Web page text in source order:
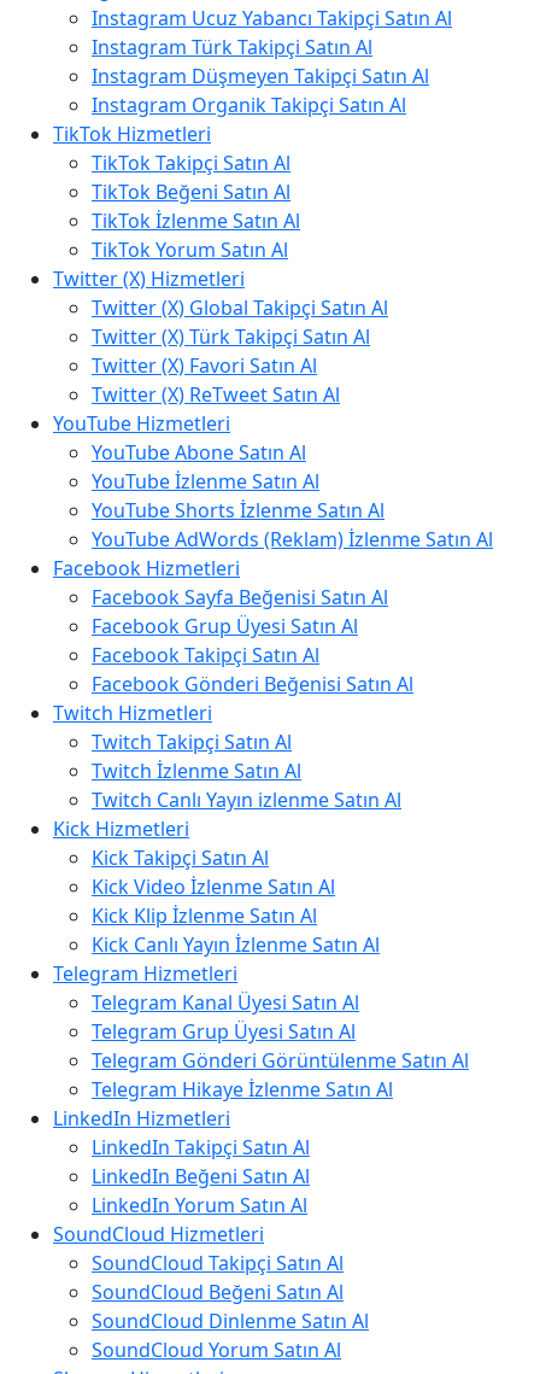
Instagram Ucuz Yabancı Takipçi Satın Al
Instagram Türk Takipçi Satın Al
Instagram Düşmeyen Takipçi Satın Al
Instagram Organik Takipçi Satın Al
TikTok Hizmetleri
TikTok Takipçi Satın Al
TikTok Beğeni Satın Al
TikTok İzlenme Satın Al
TikTok Yorum Satın Al
Twitter (X) Hizmetleri
Twitter (X) Global Takipçi Satın Al
Twitter (X) Türk Takipçi Satın Al
Twitter (X) Favori Satın Al
Twitter (X) ReTweet Satın Al
YouTube Hizmetleri
YouTube Abone Satın Al
YouTube İzlenme Satın Al
YouTube Shorts İzlenme Satın Al
YouTube AdWords (Reklam) İzlenme Satın Al
Facebook Hizmetleri
Facebook Sayfa Beğenisi Satın Al
Facebook Grup Üyesi Satın Al
Facebook Takipçi Satın Al
Facebook Gönderi Beğenisi Satın Al
Twitch Hizmetleri
Twitch Takipçi Satın Al
Twitch İzlenme Satın Al
Twitch Canlı Yayın izlenme Satın Al
Kick Hizmetleri
Kick Takipçi Satın Al
Kick Video İzlenme Satın Al
Kick Klip İzlenme Satın Al
Kick Canlı Yayın İzlenme Satın Al
Telegram Hizmetleri
Telegram Kanal Üyesi Satın Al
Telegram Grup Üyesi Satın Al
Telegram Gönderi Görüntülenme Satın Al
Telegram Hikaye İzlenme Satın Al
LinkedIn Hizmetleri
LinkedIn Takipçi Satın Al
LinkedIn Beğeni Satın Al
LinkedIn Yorum Satın Al
SoundCloud Hizmetleri
SoundCloud Takipçi Satın Al
SoundCloud Beğeni Satın Al
SoundCloud Dinlenme Satın Al
SoundCloud Yorum Satın Al